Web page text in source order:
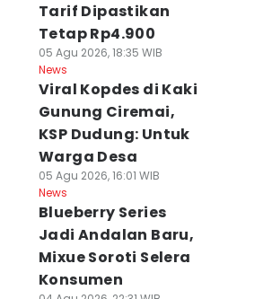
Tarif Dipastikan
Tetap Rp4.900
05 Agu 2026, 18:35 WIB
News
Viral Kopdes di Kaki
Gunung Ciremai,
KSP Dudung: Untuk
Warga Desa
05 Agu 2026, 16:01 WIB
News
Blueberry Series
Jadi Andalan Baru,
Mixue Soroti Selera
Konsumen